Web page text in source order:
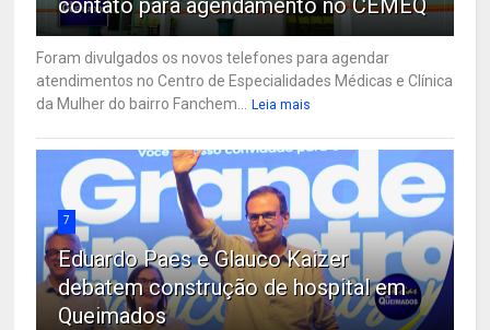
contato para agendamento no CEMEQ
Foram divulgados os novos telefones para agendar
atendimentos no Centro de Especialidades Médicas e Clínica
da Mulher do bairro Fanchem...
Leia mais
7
Eduardo Paes e Glauco Kaizer
debatem construção de hospital em
Queimados